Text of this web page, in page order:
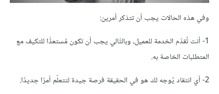
وفي هذه الحالات يجب أن تتذكر أمرين:
1- أنت تُقدّم الخدمة للعميل، وبالتّالي يجب أن تكون مُستعدًّا للتكيف مع
المتطلبات الخاصة به.
2- أي انتقاد يُوجه لك هو في الحقيقة فرصة جيدة لتتعلّم أمرًا جديدًا.